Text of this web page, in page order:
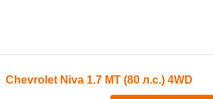
Chevrolet Niva 1.7 MT (80 л.с.) 4WD